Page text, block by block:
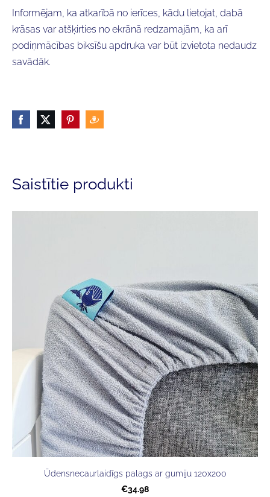
Informējam, ka atkarībā no ierīces, kādu lietojat, dabā
krāsas var atšķirties no ekrānā redzamajām, ka arī
podiņmācības biksīšu apdruka var būt izvietota nedaudz
savādāk.
Saistītie produkti
Ūdensnecaurlaidīgs palags ar gumiju 120x200
€34.98